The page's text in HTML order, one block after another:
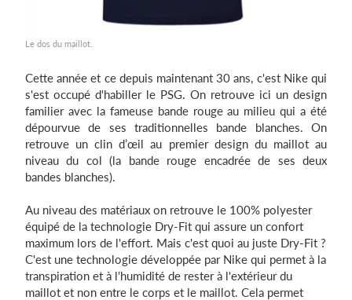
Le dos du maillot.
Cette année et ce depuis maintenant 30 ans, c'est Nike qui
s'est occupé d'habiller le PSG. On retrouve ici un design
familier avec la fameuse bande rouge au milieu qui a été
dépourvue de ses traditionnelles bande blanches. On
retrouve un clin d’œil au premier design du maillot au
niveau du col (la bande rouge encadrée de ses deux
bandes blanches).
Au niveau des matériaux on retrouve le 100% polyester
équipé de la technologie Dry-Fit qui assure un confort
maximum lors de l'effort. Mais c'est quoi au juste Dry-Fit ?
C'est une technologie développée par Nike qui permet à la
transpiration et à l'humidité de rester à l'extérieur du
maillot et non entre le corps et le maillot. Cela permet